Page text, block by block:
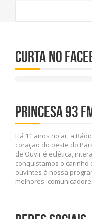
CURTA NO
PRINCESA 93
Há 11 anos no ar, a
coração do oeste do
de Ouvir é eclética,
conquistamos o carinho
ouvintes à nossa
melhores